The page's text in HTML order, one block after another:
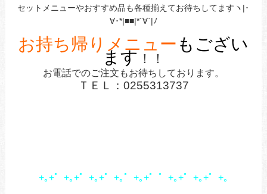
セットメニューやおすすめ品も各種揃えてお待ちしてますヽ|･
∀･*|■■|*´∀`|ﾉ
お持ち帰りメニュー もござい
ます ！！
お電話でのご注文もお待ちしております。
ＴＥＬ：0255313737
+｡+゜+｡+゜+｡+゜+｡゜+｡+゜゜+｡+゜+｡+゜+｡